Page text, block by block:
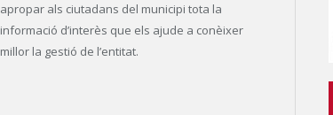
apropar als ciutadans del municipi tota la
informació d’interès que els ajude a conèixer
millor la gestió de l’entitat.